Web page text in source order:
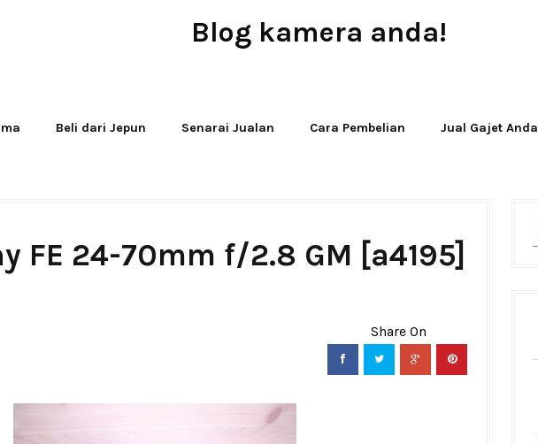
Blog kamera anda!
Beli dari Jepun Senarai Jualan Cara Pembelian Jual Gajet Anda
FE 24-70mm f/2.8 GM [a4195]